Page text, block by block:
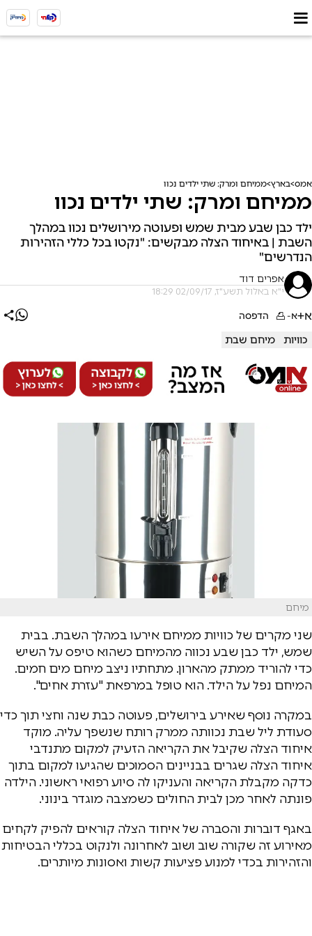
אמס בארץ ממיחם ומרק: שתי ילדים נכוו
ממיחם ומרק: שתי ילדים נכוו
ילד כבן שבע מבית שמש ופעוטה מירושלים נכוו במהלך
השבת | באיחוד הצלה מבקשים: "נקטו בכל כללי הזהירות
הנדרשים"
אפרים דוד
י"א באלול תשע"ז, 02/09/17 18:29
א+א- הדפסה
כוויות מיחם שבת
מיחם
שני מקרים של כוויות ממיחם אירעו במהלך השבת. בבית
שמש, ילד כבן שבע נכווה מהמיחם כשהוא טיפס על השיש
כדי להוריד ממתק מהארון. מתחתיו ניצב מיחם מים חמים.
המיחם נפל על הילד. הוא טופל במרפאת "עזרת אחים".
במקרה נוסף שאירע בירושלים, פעוטה כבת שנה וחצי תוך כדי
סעודת ליל שבת נכוותה ממרק רותח שנשפך עליה. מוקד
איחוד הצלה שקיבל את הקריאה הזעיק למקום מתנדבי
איחוד הצלה שגרים בבניינים הסמוכים שהגיעו למקום בתוך
כדקה מקבלת הקריאה והעניקו לה סיוע רפואי ראשוני. הילדה
פונתה לאחר מכן לבית החולים כשמצבה מוגדר בינוני.
באגף דוברות והסברה של איחוד הצלה קוראים להפיק לקחים
מאירוע זה שקורה שוב ושוב לאחרונה ולנקוט בכללי הבטיחות
והזהירות בכדי למנוע פציעות קשות ואסונות מיותרים.